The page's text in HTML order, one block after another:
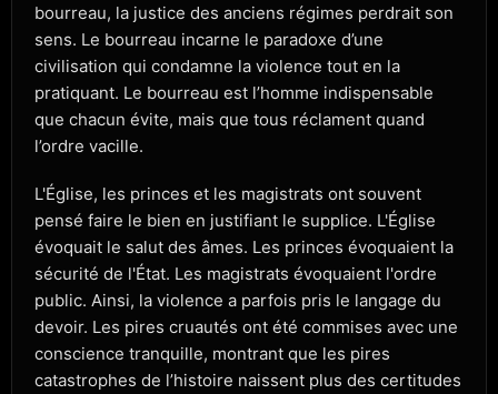
bourreau, la justice des anciens régimes perdrait son
sens. Le bourreau incarne le paradoxe d’une
civilisation qui condamne la violence tout en la
pratiquant. Le bourreau est l’homme indispensable
que chacun évite, mais que tous réclament quand
l’ordre vacille.
L'Église, les princes et les magistrats ont souvent
pensé faire le bien en justifiant le supplice. L'Église
évoquait le salut des âmes. Les princes évoquaient la
sécurité de l'État. Les magistrats évoquaient l'ordre
public. Ainsi, la violence a parfois pris le langage du
devoir. Les pires cruautés ont été commises avec une
conscience tranquille, montrant que les pires
catastrophes de l’histoire naissent plus des certitudes